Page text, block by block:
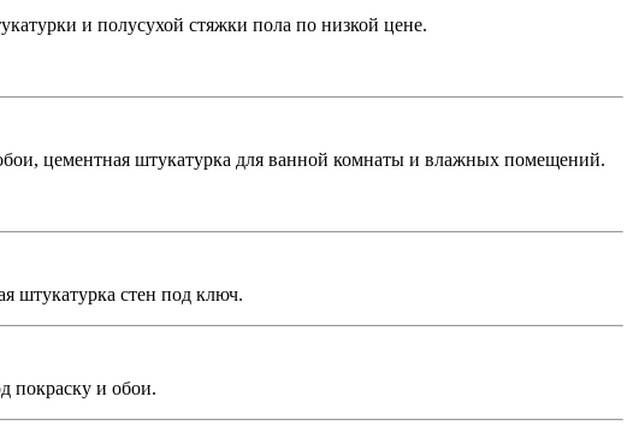
и полусухой стяжки пола по низкой цене.
цементная штукатурка для ванной комнаты и влажных помещений.
штукатурка стен под ключ.
покраску и обои.